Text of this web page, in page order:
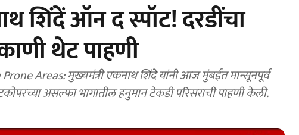
शिंदें ऑन द स्पॉट! दरडींचा
थेट पाहणी
Areas: मुख्यमंत्री एकनाथ शिंदे यांनी आज मुंबईत मान्सूनपूर्व
असल्फा भागातील हनुमान टेकडी परिसराची पाहणी केली.